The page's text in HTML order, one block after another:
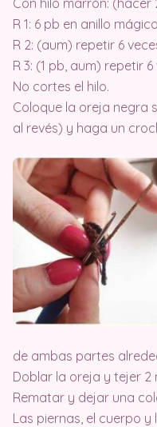
Con hilo marrón: (hacer
R 1: 6 pb en anillo
R 2: (aum) repetir 6
R 3: (1 pb, aum) repetir
No cortes el hilo.
Coloque la oreja negra
al revés) y haga un
de ambas partes
Doblar la oreja y tejer 2
Rematar y dejar una
Las piernas, el cuerpo